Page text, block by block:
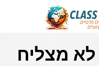
לא מצליח